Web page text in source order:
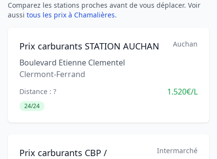
Comparez les stations proches avant de vous déplacer. Voir
aussi tous les prix à Chamalières.
Prix carburants STATION AUCHAN Auchan
Boulevard Etienne Clementel
Clermont-Ferrand
Distance : ? 1.520€/L
24/24
Prix carburants CBP /
Intermarché